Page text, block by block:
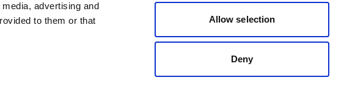
advertising and
to them or that
Allow selection
Deny
order